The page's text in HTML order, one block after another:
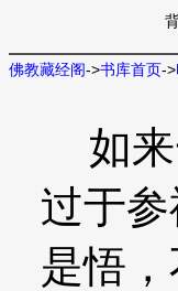
佛教藏经阁->书库首页->
如来
过于
是悟